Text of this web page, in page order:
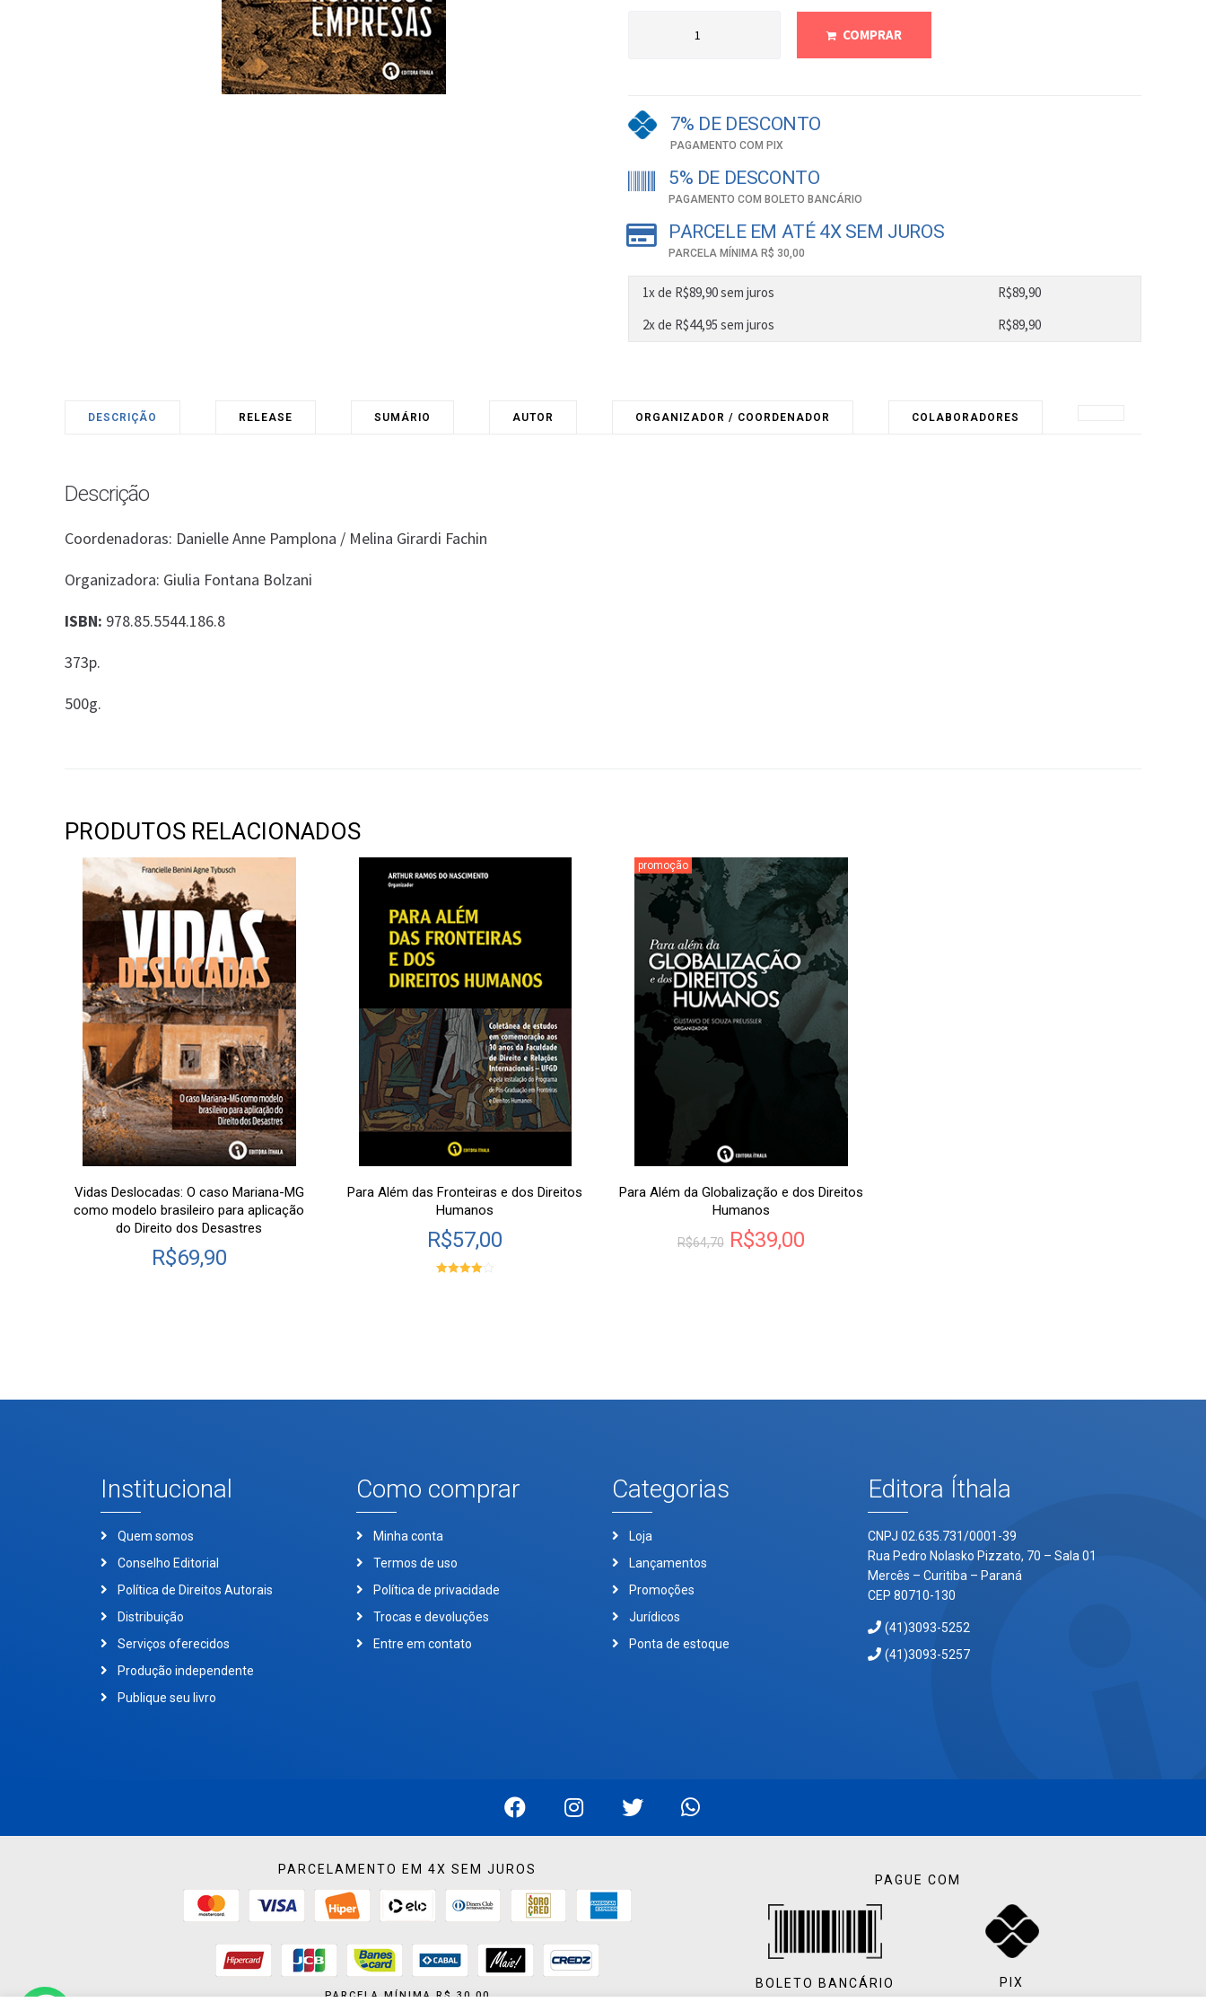
COMPRAR
7% DE DESCONTO
PAGAMENTO COM PIX
5% DE DESCONTO
PAGAMENTO COM BOLETO BANCÁRIO
PARCELE EM ATÉ 4X SEM JUROS
PARCELA MÍNIMA R$ 30,00
1x de R$89,90sem juros R$89,90
2x de R$44,95 sem juros R$89,90
DESCRIÇÃO RELEASE SUMÁRIO AUTOR ORGANIZADOR / COORDENADOR COLABORADORES
Descrição
Coordenadoras: Danielle Anne Pamplona / Melina Girardi Fachin
Organizadora: Giulia Fontana Bolzani
ISBN: 978.85.5544.186.8
373p.
500g.
PRODUTOS RELACIONADOS
Vidas Deslocadas: O caso Mariana-MG
como modelo brasileiro para aplicação
do Direito dos Desastres
R$69,90
Para Além das Fronteiras e dos Direitos
Humanos
R$57,00
promoção
Para Além da Globalização e dos Direitos
Humanos
R$64,70 R$39,00
Institucional
Quem somos
Conselho Editorial
Política de Direitos Autorais
Distribuição
Serviços oferecidos
Produção independente
Publique seu livro
Como comprar
Minha conta
Termos de uso
Política de privacidade
Trocas e devoluções
Entre em contato
Categorias
Loja
Lançamentos
Promoções
Jurídicos
Ponta de estoque
Editora Íthala
CNPJ 02.635.731/0001-39
Rua Pedro Nolasko Pizzato, 70 – Sala 01
Mercês – Curitiba – Paraná
CEP 80710-130
(41)3093-5252
(41)3093-5257
PARCELAMENTO EM 4X SEM JUROS
PARCELA MÍNIMA R$ 30,00
PAGUE COM
BOLETO BANCÁRIO PIX